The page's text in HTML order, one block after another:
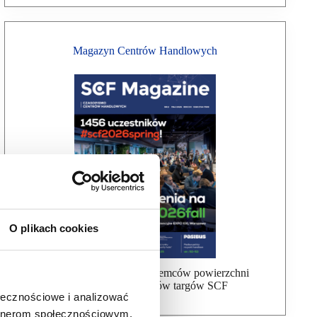
O plikach cookies
i analizować
społecznościowym,
Magazyn Centrów Handlowych
Bezpłatna wysyłka dla najemców powierzchni
handlowej, uczestników targów SCF